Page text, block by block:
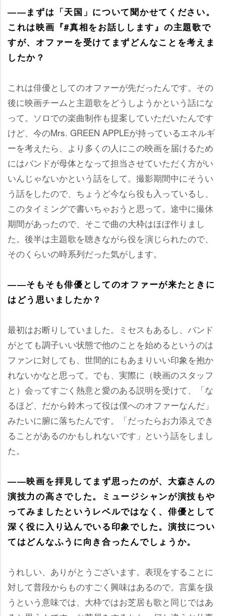
――まずは「天国」について聞かせてください。
これは映画『#真相をお話しします』の主題歌で
すが、オファーを受けてまずどんなことを考えま
したか？
これは俳優としてのオファーが先だったんです。その
後に映画チームと主題歌をどうしようかという話にな
って。ソロでの楽曲制作も提案していただいたんです
けど、今のMrs. GREEN APPLEが持っているエネルギ
ーを考えたら、より多くの人にこの映画を届けるため
にはバンドが母体となって担当させていただく方がい
いんじゃないかという話をして。撮影期間中にそうい
う話をしたので、ちょうど今なら役も入っているし、
このタイミングで書いちゃおうと思って。途中に撮休
期間があったので、そこで曲の大枠はほぼ作りまし
た。後半は主題歌を聴きながら役を演じられたので、
そのくらいの時系列だった気がします。
――そもそも俳優としてのオファーが来たときに
はどう思いましたか？
最初はお断りしていました。ミセスもあるし、バンド
がとても調子いい状態で他のことを始めるというのは
ファンに対しても、世間的にもあまりいい印象を抱か
れないかなと思って。でも、実際に（映画のスタッフ
と）会ってすごく熱意と愛のある説明を受けて、「な
るほど、だから鈴木って役は僕へのオファーなんだ」
みたいに腑に落ちたんです。「だったらお力添えでき
ることがあるのかもしれないです」という話をしまし
た。
――映画を拝見してまず思ったのが、大森さんの
演技力の高さでした。ミュージシャンが演技も
ってみましたというレベルではなく、俳優として
深く役に入り込んでいる印象でした。演技につい
てはどんなふうに向き合ったんでしょうか。
うれしい、ありがとうございます。表現をすることに
対して普段からものすごく興味はあるので。言葉を扱
うという意味では、大枠ではお芝居も歌と同じではあ